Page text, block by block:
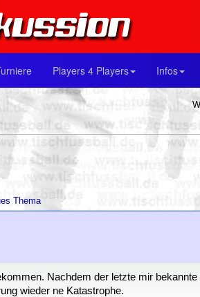
Players 4 Players Infos
Thema
Nachdem der letzte mir
wieder ne Katastrophe.